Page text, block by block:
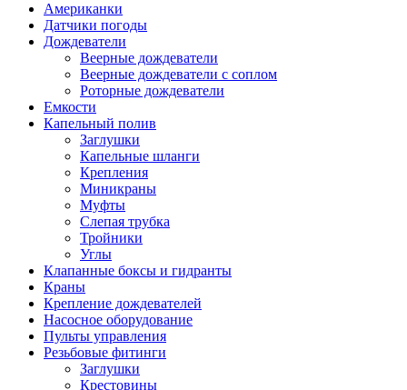
Американки
Датчики погоды
Дождеватели
Веерные дождеватели
Веерные дождеватели с соплом
Роторные дождеватели
Емкости
Капельный полив
Заглушки
Капельные шланги
Крепления
Миникраны
Муфты
Слепая трубка
Тройники
Углы
Клапанные боксы и гидранты
Краны
Крепление дождевателей
Насосное оборудование
Пульты управления
Резьбовые фитинги
Заглушки
Крестовины